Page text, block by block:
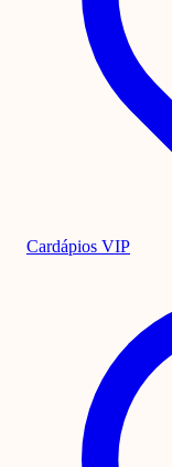
Cardápios VIP